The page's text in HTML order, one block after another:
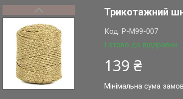
Трикотажний
Готово до відправки
Код:P-M99-007
139 ₴
Мінімальна сума